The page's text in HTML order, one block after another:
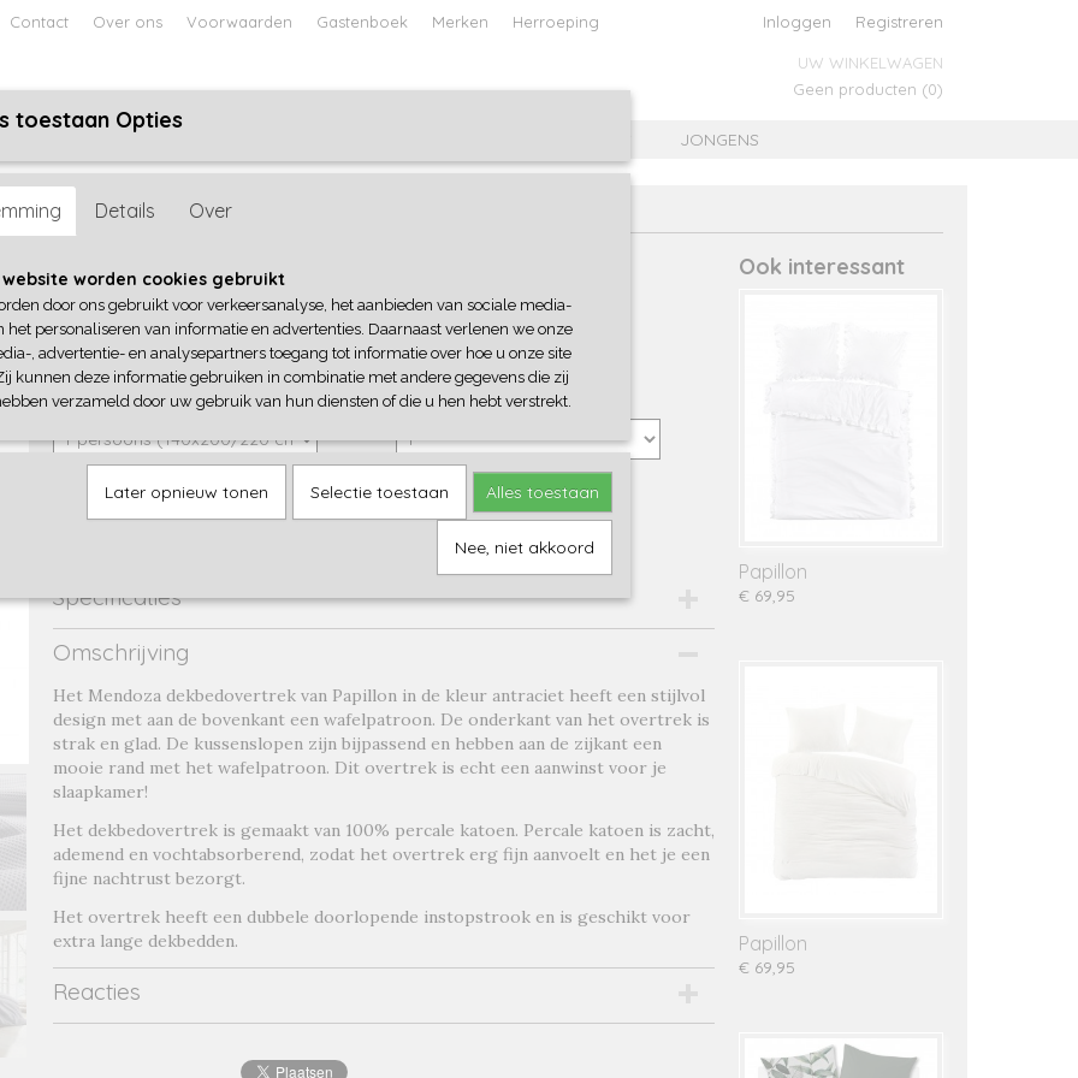
Contact Over ons Voorwaarden Gastenboek Merken Herroeping Inloggen Registreren
UW WINKELWAGEN
Geen producten (0)
JONGENS BABY JONGENS
Papillon
€ 59,95 (inclusief btw 21%)
✓Op voorraad
Maat Aantal
IN WINKELWAGEN
Specificaties
Productcode
Productcode leverancier
Omschrijving
Het Mendoza dekbedovertrek van Papillon in de kleur antraciet heeft een stijlvol
design met aan de bovenkant een wafelpatroon. De onderkant van het overtrek is
strak en glad. De kussenslopen zijn bijpassend en hebben aan de zijkant een
mooie rand met het wafelpatroon. Dit overtrek is echt een aanwinst voor je
slaapkamer!
Het dekbedovertrek is gemaakt van 100% percale katoen. Percale katoen is zacht,
ademend en vochtabsorberend, zodat het overtrek erg fijn aanvoelt en het je een
fijne nachtrust bezorgt.
Het overtrek heeft een dubbele doorlopende instopstrook en is geschikt voor
extra lange dekbedden.
Reacties
Ook interessant
Papillon
€ 69,95
Papillon
€ 69,95
toestaan Opties
Details Over
website worden cookies gebruikt
door ons gebruikt voor verkeersanalyse, het aanbieden van sociale media-
het personaliseren van informatie en advertenties. Daarnaast verlenen we onze
, advertentie- en analysepartners toegang tot informatie over hoe u onze site
kunnen deze informatie gebruiken in combinatie met andere gegevens die zij
verzameld door uw gebruik van hun diensten of die u hen hebt verstrekt.
Later opnieuw tonen Selectie toestaan Alles toestaan
Nee, niet akkoord